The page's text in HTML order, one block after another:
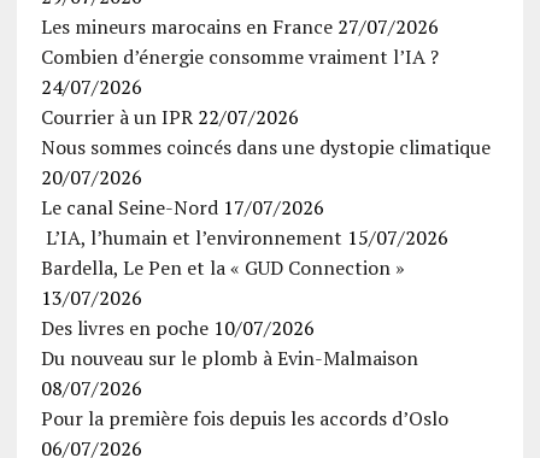
Les mineurs marocains en France 27/07/2026
Combien d’énergie consomme vraiment l’IA ?
24/07/2026
Courrier à un IPR 22/07/2026
Nous sommes coincés dans une dystopie climatique
20/07/2026
Le canal Seine-Nord 17/07/2026
L’IA, l’humain et l’environnement 15/07/2026
Bardella, Le Pen et la « GUD Connection »
13/07/2026
Des livres en poche 10/07/2026
Du nouveau sur le plomb à Evin-Malmaison
08/07/2026
Pour la première fois depuis les accords d’Oslo
06/07/2026